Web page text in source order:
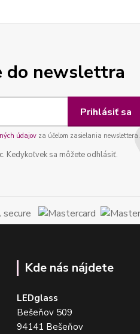
do newslettra
Prihlásiť sa
údajovza účelom zasielania newslettera.
Kedykoľvek sa môžete odhlásiť.
Kde nás nájdete
LEDglass
Bešeňov 509
94141 Bešeňov